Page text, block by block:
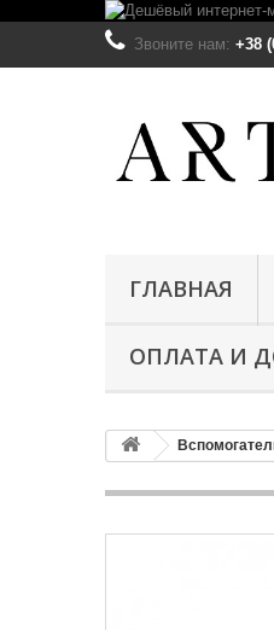
Звоните нам: +38
ГЛАВНАЯ
ОПЛАТА И